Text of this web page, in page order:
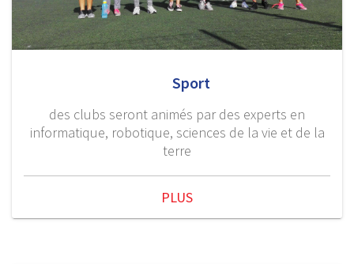
Sport
des clubs seront animés par des experts en
informatique, robotique, sciences de la vie et de la
terre
PLUS